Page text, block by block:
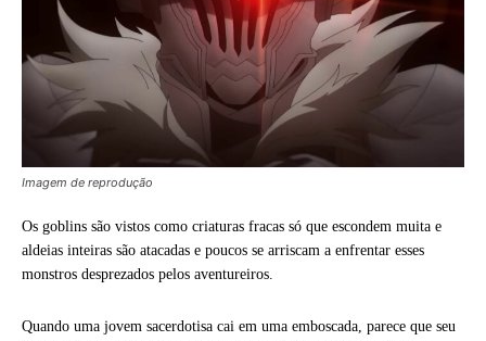
Imagem de reprodução
Os goblins são vistos como criaturas fracas só que escondem muita e
aldeias inteiras são atacadas e poucos se arriscam a enfrentar esses
monstros desprezados pelos aventureiros.
Quando uma jovem sacerdotisa cai em uma emboscada, parece que seu